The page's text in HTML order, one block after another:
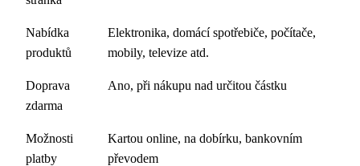
Nabídka
produktů
Elektronika, domácí spotřebiče, počítače,
mobily, televize atd.
Doprava
zdarma
Ano, při nákupu nad určitou částku
Možnosti
platby
Kartou online, na dobírku, bankovním
převodem